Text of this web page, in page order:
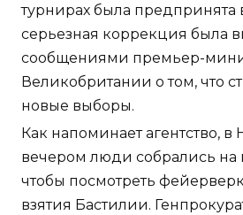
турнирах была предпринята
серьезная коррекция была
сообщениями премьер-
Великобритании о том, что
новые выборы.
Как напоминает агентство,
вечером люди собрались на
чтобы посмотреть
взятия Бастилии.